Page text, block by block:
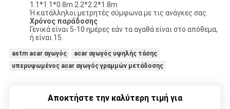
1.1*1.1*0.8m 2.2*2.2*1.8m
Ή κατάλληλοι μετρητές σύμφωνα με τις ανάγκες σας.
Χρόνος παράδοσης
Γενικά είναι 5-10 ημέρες εάν τα αγαθά είναι στο απόθεμα,
ή είναι 15.
astm acar αγωγός
acar αγωγός υψηλής τάσης
υπερυψωμένος acar αγωγός γραμμών μετάδοσης
Αποκτήστε την καλύτερη τιμή για